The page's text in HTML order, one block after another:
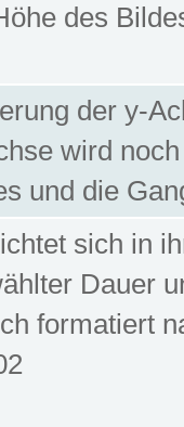
des
der y-
wird
und die
sich in
Dauer
formatiert